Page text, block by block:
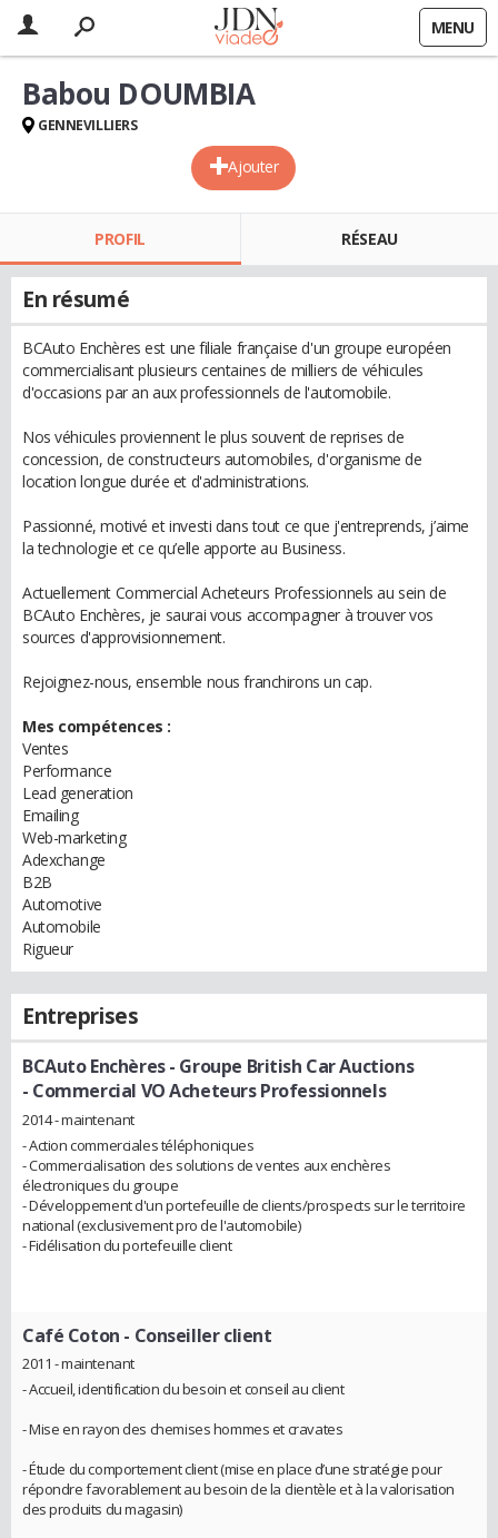
MENU
Ajouter
Babou DOUMBIA
GENNEVILLIERS
PROFIL RÉSEAU
En résumé
BCAuto Enchères est une filiale française d'un groupe européen
commercialisant plusieurs centaines de milliers de véhicules
d'occasions par an aux professionnels de l'automobile.
Nos véhicules proviennent le plus souvent de reprises de
concession, de constructeurs automobiles, d'organisme de
location longue durée et d'administrations.
Passionné, motivé et investi dans tout ce que j'entreprends, j’aime
la technologie et ce qu’elle apporte au Business.
Actuellement Commercial Acheteurs Professionnels au sein de
BCAuto Enchères, je saurai vous accompagner à trouver vos
sources d'approvisionnement.
Rejoignez-nous, ensemble nous franchirons un cap.
Mes compétences :
Ventes
Performance
Lead generation
Emailing
Web-marketing
Adexchange
B2B
Automotive
Automobile
Rigueur
Entreprises
BCAuto Enchères - Groupe British Car Auctions
- Commercial VO Acheteurs Professionnels
2014 - maintenant
- Action commerciales téléphoniques
- Commercialisation des solutions de ventes aux enchères
électroniques du groupe
- Développement d'un portefeuille de clients/prospects sur le territoire
national (exclusivement pro de l'automobile)
- Fidélisation du portefeuille client
Café Coton - Conseiller client
2011 - maintenant
- Accueil, identification du besoin et conseil au client
- Mise en rayon des chemises hommes et cravates
- Étude du comportement client (mise en place d’une stratégie pour
répondre favorablement au besoin de la clientèle et à la valorisation
des produits du magasin)